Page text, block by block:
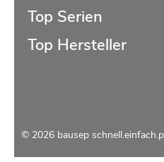
Top Serien
Top Hersteller
© 2026 bausep